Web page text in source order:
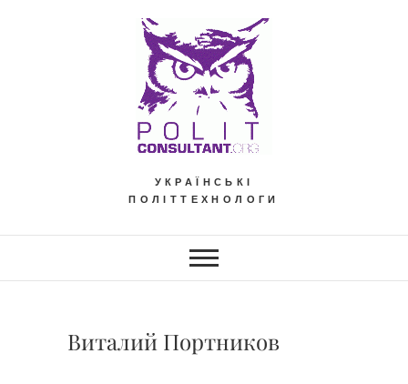
УКРАЇНСЬКІ
ПОЛІТТЕХНОЛОГИ
Виталий Портников